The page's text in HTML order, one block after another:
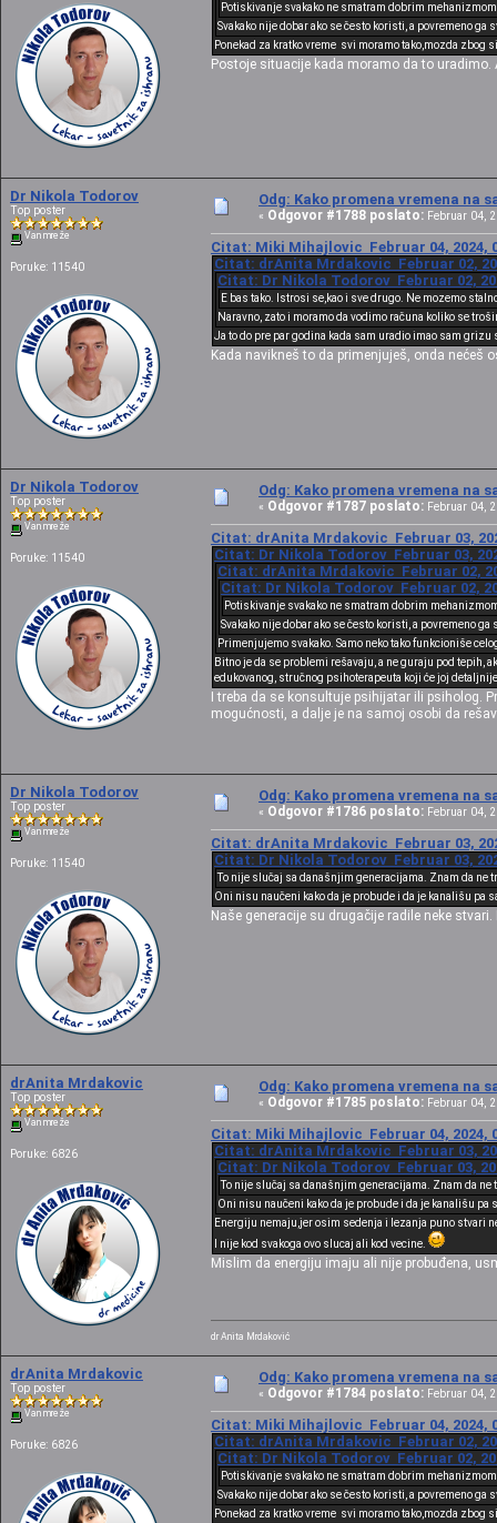
Potiskivanje svakako ne smatram dobrim
Svakako nije dobar ako se često koristi, a povremeno ga
Ponekad za kratko vreme svi moramo tako,mozda
Postoje situacije kada moramo da to
Dr Nikola Todorov
Top poster
Van mreže
Poruke: 11540
Odg: Kako promena vremena na
« Odgovor #1788 poslato: Februar 04,
Citat: Miki Mihajlovic Februar 04, 2024,
Citat: drAnita Mrdakovic Februar 02,
Citat: Dr Nikola Todorov Februar 02,
E bas tako. Istrosi se,kao i sve drugo. Ne mozemo
Naravno, zato i moramo da vodimo računa koliko se
Ja to do pre par godina kada sam uradio imao sam
Kada navikneš to da primenjuješ, onda nećeš
Dr Nikola Todorov
Top poster
Van mreže
Poruke: 11540
Odg: Kako promena vremena na
« Odgovor #1787 poslato: Februar 04,
Citat: drAnita Mrdakovic Februar 03,
Citat: Dr Nikola Todorov Februar 03,
Citat: drAnita Mrdakovic Februar 02,
Citat: Dr Nikola Todorov Februar 02,
Potiskivanje svakako ne smatram dobrim
Svakako nije dobar ako se često koristi, a povremeno
Primenjujemo svakako. Samo neko tako funkcioniše
Bitno je da se problemi rešavaju, a ne guraju pod tepih,
edukovanog, stručnog psihoterapeuta koji će joj
I treba da se konsultuje psihijatar ili psiholog.
mogućnosti, a dalje je na samoj osobi da
Dr Nikola Todorov
Top poster
Van mreže
Poruke: 11540
Odg: Kako promena vremena na
« Odgovor #1786 poslato: Februar 04,
Citat: drAnita Mrdakovic Februar 03,
Citat: Dr Nikola Todorov Februar 03,
To nije slučaj sa današnjim generacijama. Znam da ne
Oni nisu naučeni kako da je probude i da je kanališu pa
Naše generacije su drugačije radile neke
drAnita Mrdakovic
Top poster
Van mreže
Poruke: 6826
Odg: Kako promena vremena na
« Odgovor #1785 poslato: Februar 04,
Citat: Miki Mihajlovic Februar 04, 2024,
Citat: drAnita Mrdakovic Februar 03,
Citat: Dr Nikola Todorov Februar 03,
To nije slučaj sa današnjim generacijama. Znam da
Oni nisu naučeni kako da je probude i da je kanališu
Energiju nemaju,jer osim sedenja i lezanja puno stvari
I nije kod svakoga ovo slucaj ali kod vecine.
Mislim da energiju imaju ali nije probuđena,
dr Anita Mrdaković
drAnita Mrdakovic
Top poster
Van mreže
Poruke: 6826
Odg: Kako promena vremena na
« Odgovor #1784 poslato: Februar 04,
Citat: Miki Mihajlovic Februar 04, 2024,
Citat: drAnita Mrdakovic Februar 02,
Citat: Dr Nikola Todorov Februar 02,
Potiskivanje svakako ne smatram dobrim
Svakako nije dobar ako se često koristi, a povremeno ga
Ponekad za kratko vreme svi moramo tako,mozda